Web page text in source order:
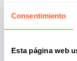
Consentimiento
Esta página web
antes